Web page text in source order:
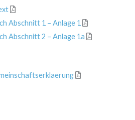
Abschnitt 1 – Anlage 1
Abschnitt 2 – Anlage 1a